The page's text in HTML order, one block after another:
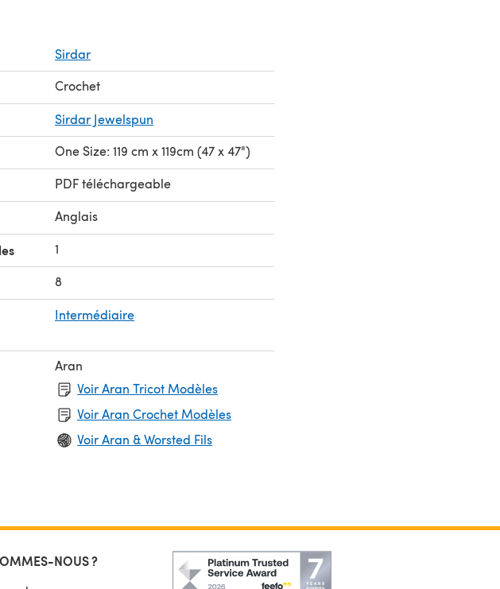
Sirdar
Crochet
Sirdar Jewelspun
One Size: 119 cm x 119cm (47 x 47")
PDF téléchargeable
Anglais
1
8
Intermédiaire
Aran
Voir Aran Tricot Modèles
Voir Aran Crochet Modèles
Voir Aran & Worsted Fils
NOUS ?